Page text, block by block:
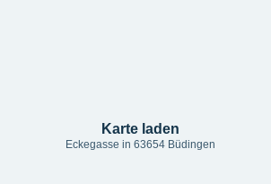
Karte laden
Eckegasse in 63654 Büdingen